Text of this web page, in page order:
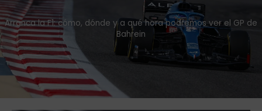
Arranca la F1: cómo, dónde y a qué hora podremos ver el GP de
Bahrein